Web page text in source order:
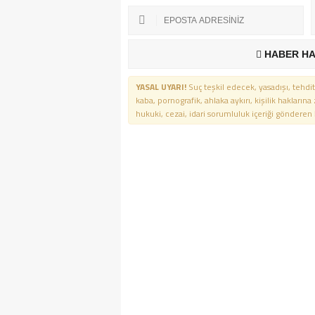
HABER
YASAL UYARI! Suç teşkil edecek, yasadışı,
kaba, pornografik, ahlaka aykırı, kişilik
hukuki, cezai, idari sorumluluk içeriği gönderen